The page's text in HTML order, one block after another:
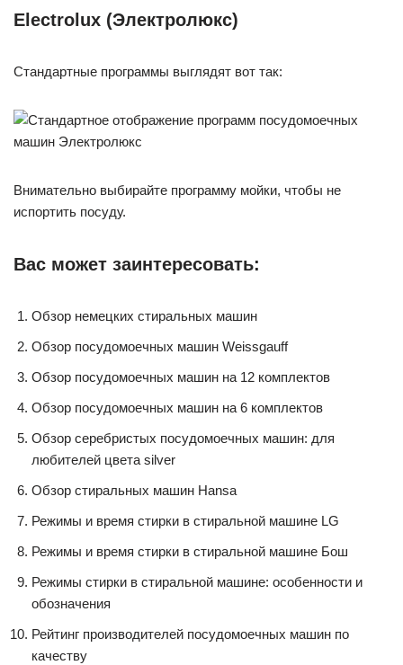
Electrolux (Электролюкс)
Стандартные программы выглядят вот так:
Внимательно выбирайте программу мойки, чтобы не
испортить посуду.
Вас может заинтересовать:
Обзор немецких стиральных машин
Обзор посудомоечных машин Weissgauff
Обзор посудомоечных машин на 12 комплектов
Обзор посудомоечных машин на 6 комплектов
Обзор серебристых посудомоечных машин: для
любителей цвета silver
Обзор стиральных машин Hansa
Режимы и время стирки в стиральной машине LG
Режимы и время стирки в стиральной машине Бош
Режимы стирки в стиральной машине: особенности и
обозначения
Рейтинг производителей посудомоечных машин по
качеству